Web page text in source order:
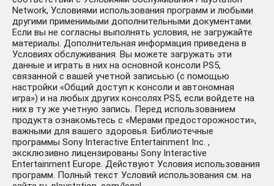
Network, Условиями использования программ и любыми
другими применимыми дополнительными документами.
Если вы не согласны выполнять условия, не загружайте
материалы. Дополнительная информация приведена в
Условиях обслуживания. Вы можете загружать эти
данные и играть в них на основной консоли PS5,
связанной с вашей учетной записьью (с помощью
настройки «Общий доступ к консоли и автономная
игра») и на любых других консолях PS5, если войдете на
них в ту же учетную запись. Перед использованием
продукта ознакомьтесь с «Мерами предосторожности»,
важными для вашего здоровья. Библиотечные
программы Sony Interactive Entertainment Inc. ,
эксклюзивно лицензированы Sony Interactive
Entertainment Europe. Действуют Условия использования
программ. Полный текст Условий использования см. на